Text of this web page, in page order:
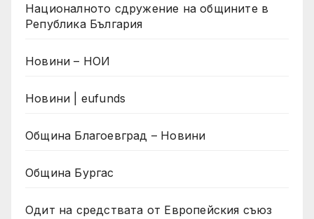
Националното сдружение на общините в
Република България
Новини – НОИ
Новини | eufunds
Община Благоевград – Новини
Община Бургас
Одит на средствата от Европейския съюз